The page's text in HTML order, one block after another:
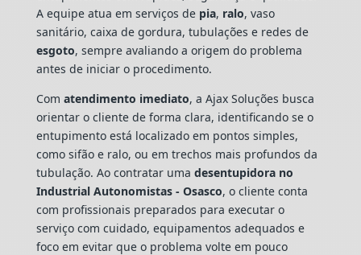
A equipe atua em serviços de pia, ralo, vaso
sanitário, caixa de gordura, tubulações e redes de
esgoto, sempre avaliando a origem do problema
antes de iniciar o procedimento.
Com atendimento imediato, a Ajax Soluções busca
orientar o cliente de forma clara, identificando se o
entupimento está localizado em pontos simples,
como sifão e ralo, ou em trechos mais profundos da
tubulação. Ao contratar uma desentupidora no
Industrial Autonomistas - Osasco, o cliente conta
com profissionais preparados para executar o
serviço com cuidado, equipamentos adequados e
foco em evitar que o problema volte em pouco